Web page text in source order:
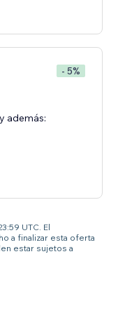
- 5%
además:
UTC. El
a finalizar esta oferta
estar sujetos a